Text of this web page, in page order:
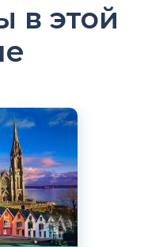
в этой